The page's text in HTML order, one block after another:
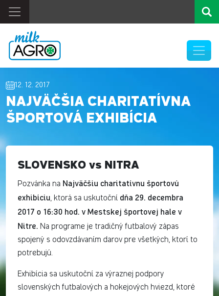
12. 12. 2017
NAJVÄČŠIA CHARITATÍVNA
ŠPORTOVÁ EXHIBÍCIA
SLOVENSKO vs NITRA
Pozvánka na Najväčšiu charitatívnu športovú
exhibíciu, ktorá sa uskutoční dňa 29. decembra
2017 o 16:30 hod. v Mestskej športovej hale v
Nitre. Na programe je tradičný futbalový zápas
spojený s odovzdávaním darov pre všetkých, ktorí to
potrebujú.
Exhibícia sa uskutoční za výraznej podpory
slovenských futbalových a hokejových hviezd, ktoré